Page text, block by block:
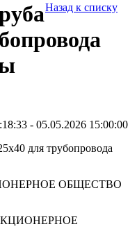
Назад к списку
- 05.05.2026 15:00:00
для трубопровода
ОБЩЕСТВО